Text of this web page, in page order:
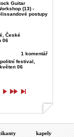
Guitar
(13) -
postupy
České
06
1 komentář
festival,
06
kapely